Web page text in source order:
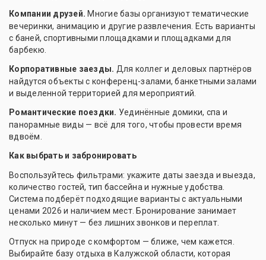
Компании друзей. Многие базы организуют тематические
вечеринки, анимацию и другие развлечения. Есть варианты
с баней, спортивными площадками и площадками для
барбекю.
Корпоративные заезды. Для коллег и деловых партнёров
найдутся объекты с конференц-залами, банкетными залами
и выделенной территорией для мероприятий.
Романтические поездки. Уединённые домики, спа и
панорамные виды — всё для того, чтобы провести время
вдвоём.
Как выбрать и забронировать
Воспользуйтесь фильтрами: укажите даты заезда и выезда,
количество гостей, тип бассейна и нужные удобства.
Система подберёт подходящие варианты с актуальными
ценами 2026 и наличием мест. Бронирование занимает
несколько минут — без лишних звонков и переплат.
Отпуск на природе с комфортом — ближе, чем кажется.
Выбирайте базу отдыха в Калужской области, которая